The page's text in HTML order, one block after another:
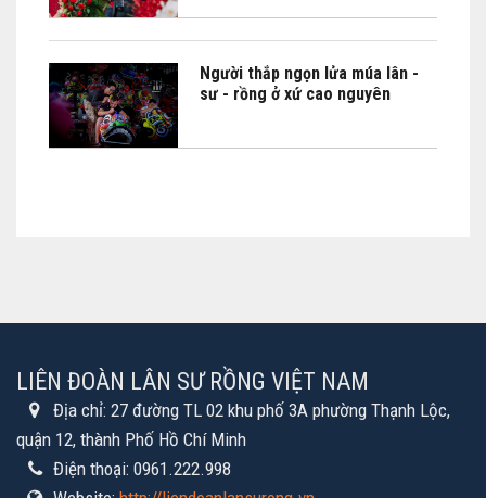
Người thắp ngọn lửa múa lân -
sư - rồng ở xứ cao nguyên
LIÊN ĐOÀN LÂN SƯ RỒNG VIỆT NAM
Địa chỉ: 27 đường TL 02 khu phố 3A phường Thạnh Lộc,
quận 12, thành Phố Hồ Chí Minh
Điện thoại: 0961.222.998